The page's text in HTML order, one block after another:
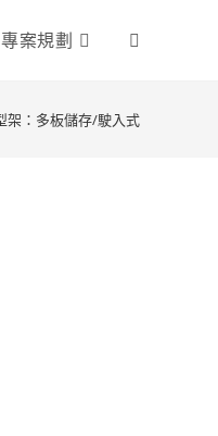
專案規劃
架：多板儲存/駛入式